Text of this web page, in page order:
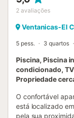
2 avaliações
Ventanicas-El
5 pess. 3 quartos
Piscina, Piscina
condicionado,
Propriedade
O confortável
está localizado
pela sua